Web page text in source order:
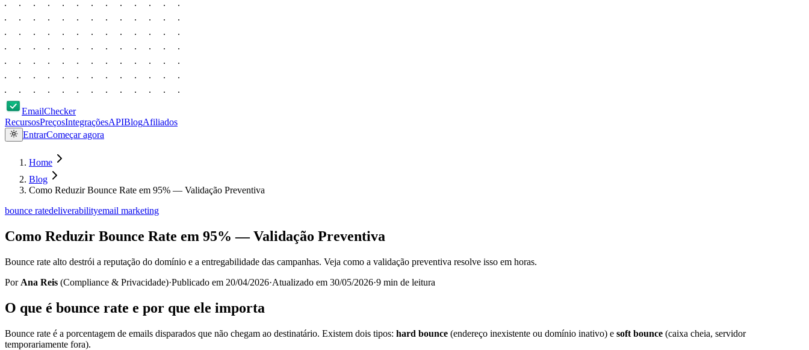
EmailChecker
RecursosPreçosIntegraçõesAPIBlogAfiliados
EntrarComeçar agora
Home
Blog
Como Reduzir Bounce Rate em 95% — Validação Preventiva
bounce ratedeliverabilityemail marketing
Como Reduzir Bounce Rate em 95% — Validação Preventiva
Bounce rate alto destrói a reputação do domínio e a entregabilidade das campanhas. Veja como a validação preventiva resolve isso em horas.
Por Ana Reis (Compliance & Privacidade)·Publicado em 20/04/2026·Atualizado em 30/05/2026·9 min de leitura
O que é bounce rate e por que ele importa
Bounce rate é a porcentagem de emails disparados que não chegam ao destinatário. Existem dois tipos: hard bounce (endereço inexistente ou domínio inativo) e soft bounce (caixa cheia, servidor
temporariamente fora).